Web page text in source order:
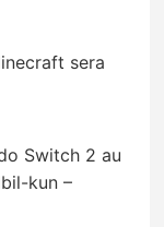
sera
Switch 2 au
kun –